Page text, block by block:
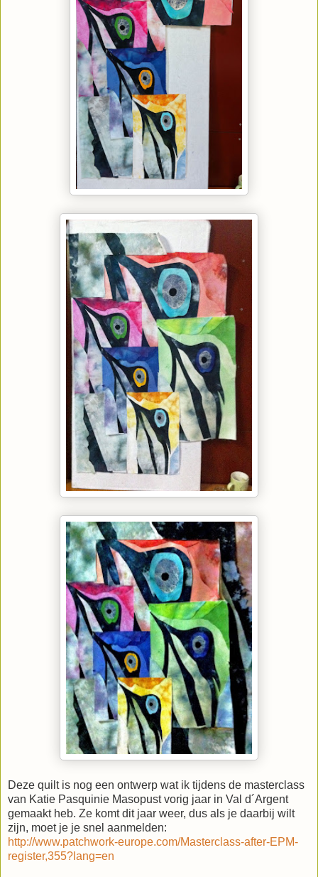
Deze quilt is nog een ontwerp wat ik tijdens de masterclass
van Katie Pasquinie Masopust vorig jaar in Val d´Argent
gemaakt heb. Ze komt dit jaar weer, dus als je daarbij wilt
zijn, moet je je snel aanmelden:
http://www.patchwork-europe.com/Masterclass-after-EPM-
register,355?lang=en